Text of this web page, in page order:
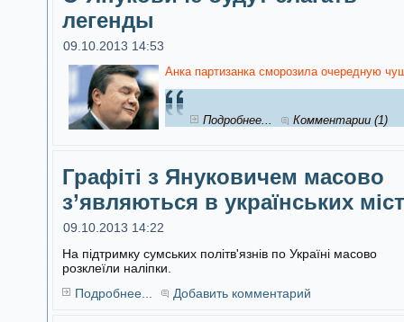
легенды
09.10.2013 14:53
Анка партизанка сморозила очередную
Подробнее... Комментарии (1)
Графіті з Януковичем масово
з’являються в українських
09.10.2013 14:22
На підтримку сумських політв'язнів по Україні масово
розклеїли наліпки.
Подробнее...
Добавить комментарий